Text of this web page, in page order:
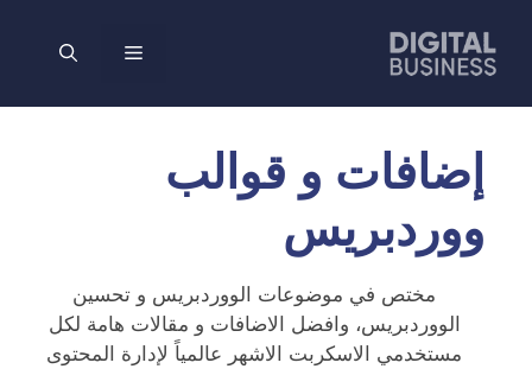
المحتوى
القائمة
إضافات و قوالب
ووردبريس
مختص في موضوعات الووردبريس و تحسين
الووردبريس، وافضل الاضافات و مقالات هامة لكل
مستخدمي الاسكربت الاشهر عالمياً ﻹدارة المحتوى